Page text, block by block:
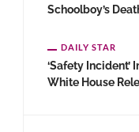
Schoolboy’s
DAILY STAR
‘Safety Incident’
White House